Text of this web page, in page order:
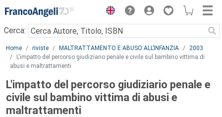
Menu
Cerca:
Main content
Home riviste MALTRATTAMENTO E ABUSO ALL’INFANZIA
2003
L'impatto del percorso giudiziario penale e civile sul bambino vittima di
abusi e maltrattamenti
L'impatto del percorso giudiziario penale e
civile sul bambino vittima di abusi e
maltrattamenti